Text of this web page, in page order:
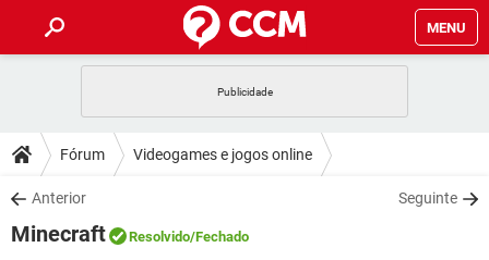
MENU
CELULAR FACEBOOK
OUTLOOK
INSTAGRAM
DICAS
JOGOS WHATSAPP
DOWNLOADS
JOGOS
Fórum Videogames e jogos online
Anterior Seguinte
Minecraft Resolvido/Fechado